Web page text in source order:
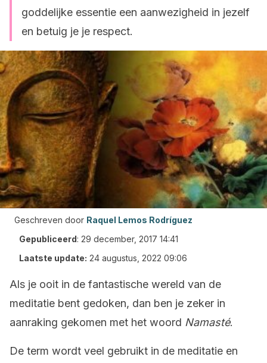
goddelijke essentie een aanwezigheid in jezelf
en betuig je je respect.
Geschreven door Raquel Lemos Rodríguez
Gepubliceerd: 29 december, 2017 14:41
Laatste update: 24 augustus, 2022 09:06
Als je ooit in de fantastische wereld van de
meditatie bent gedoken, dan ben je zeker in
aanraking gekomen met het woord Namasté.
De term wordt veel gebruikt in de meditatie en